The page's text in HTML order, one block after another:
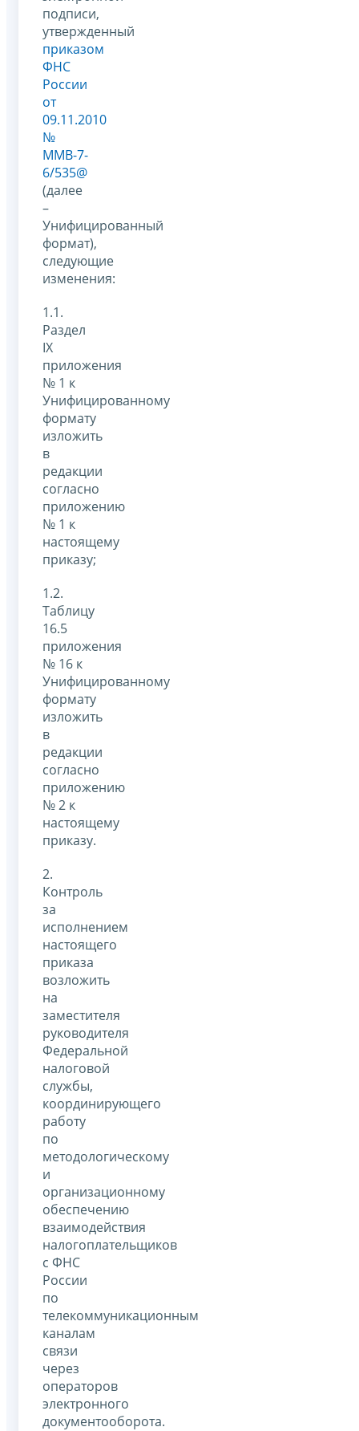
подписи,
утвержденный
приказом
ФНС
России
от
09.11.2010
№
ММВ-7-
6/535@
(далее
–
Унифицированный
формат),
следующие
изменения:
1.1.
Раздел
IX
приложения
№ 1 к
Унифицированному
формату
изложить
в
редакции
согласно
приложению
№ 1 к
настоящему
приказу;
1.2.
Таблицу
16.5
приложения
№ 16 к
Унифицированному
формату
изложить
в
редакции
согласно
приложению
№ 2 к
настоящему
приказу.
2.
Контроль
за
исполнением
настоящего
приказа
возложить
на
заместителя
руководителя
Федеральной
налоговой
службы,
координирующего
работу
по
методологическому
и
организационному
обеспечению
взаимодействия
налогоплательщиков
с ФНС
России
по
телекоммуникационным
каналам
связи
через
операторов
электронного
документооборота.